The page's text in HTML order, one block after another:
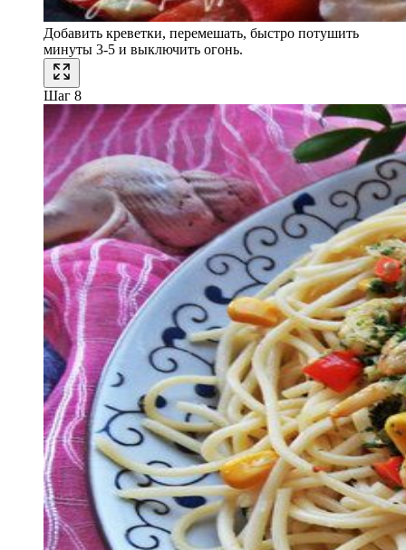
Добавить креветки, перемешать, быстро потушить
минуты 3-5 и выключить огонь.
Шаг 8